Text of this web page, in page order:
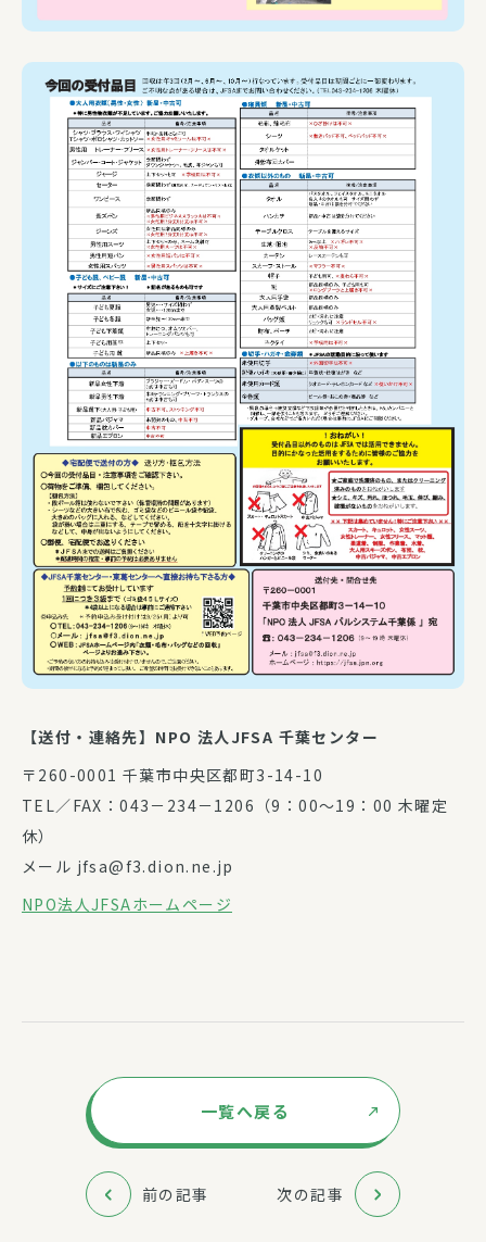
【送付・連絡先】NPO 法人JFSA 千葉センター
〒260-0001 千葉市中央区都町3-14-10
TEL／FAX：043－234－1206（9：00～19：00 木曜定
休）
メール jfsa@f3.dion.ne.jp
NPO法人JFSAホームページ
一覧へ戻る
前の記事 次の記事